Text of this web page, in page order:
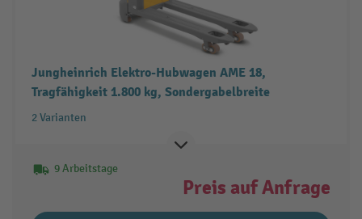
Jungheinrich Elektro-Hubwagen AME 18,
Tragfähigkeit 1.800 kg, Sondergabelbreite
2 Varianten
9 Arbeitstage
Preis auf Anfrage